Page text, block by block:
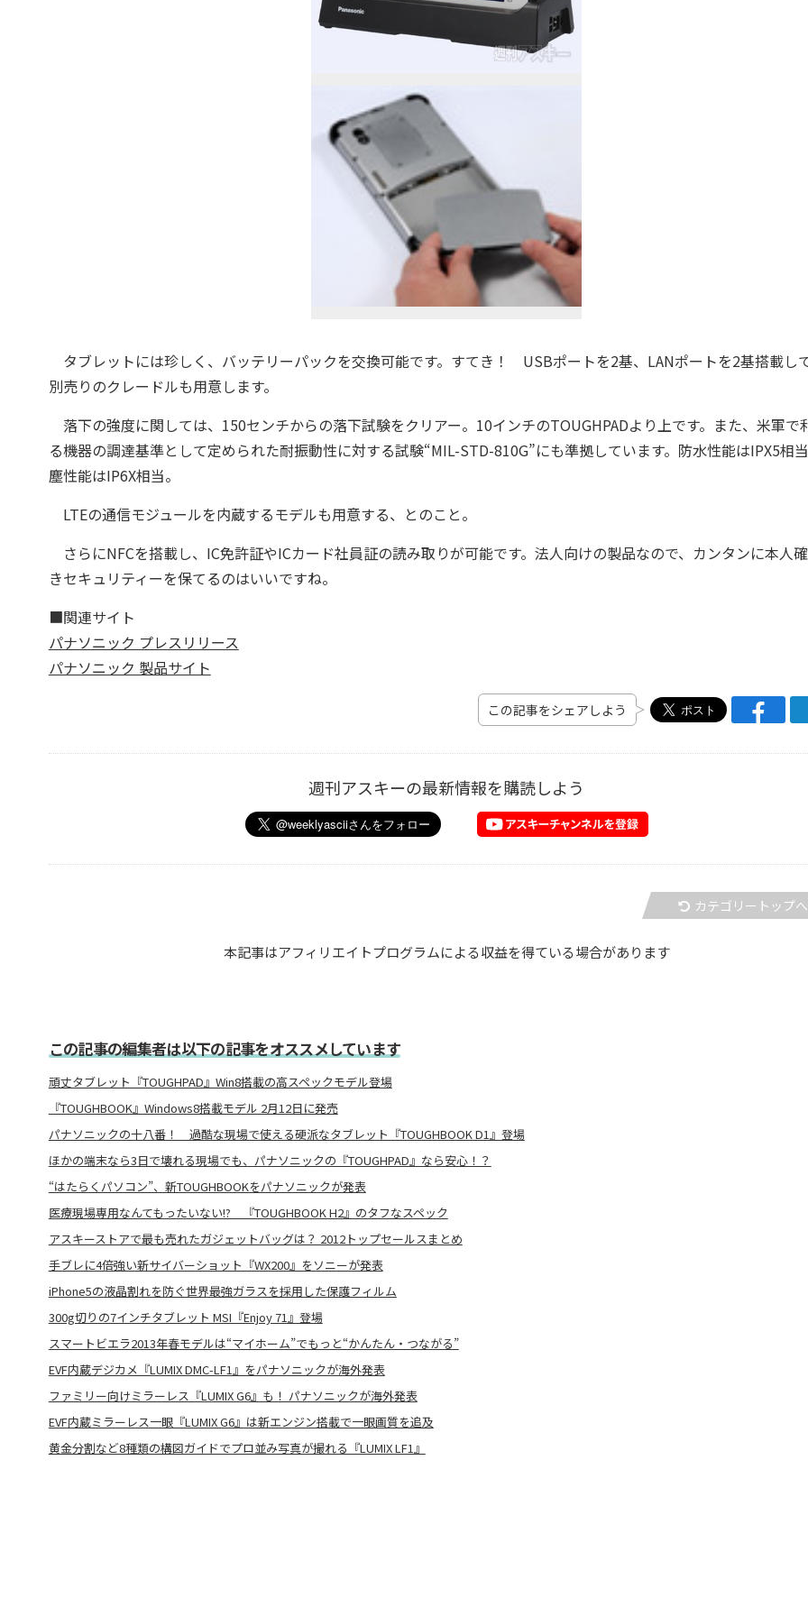
タブレットには珍しく、バッテリーパックを交換可能です。すてき！ USBポートを2基、LANポートを2基搭載し
別売りのクレードルも用意します。
落下の強度に関しては、150センチからの落下試験をクリアー。10インチのTOUGHPADより上です。また、米軍で
る機器の調達基準として定められた耐振動性に対する試験“MIL-STD-810G”にも準拠しています。防水性能はIPX5相
塵性能はIP6X相当。
LTEの通信モジュールを内蔵するモデルも用意する、とのこと。
さらにNFCを搭載し、IC免許証やICカード社員証の読み取りが可能です。法人向けの製品なので、カンタンに本人
きセキュリティーを保てるのはいいですね。
■関連サイト
パナソニック プレスリリース
パナソニック 製品サイト
この記事をシェアしよう
週刊アスキーの最新情報を購読しよう
カテゴリートップへ
本記事はアフィリエイトプログラムによる収益を得ている場合があります
この記事の編集者は以下の記事をオススメしています
頑丈タブレット『TOUGHPAD』Win8搭載の高スペックモデル登場
『TOUGHBOOK』Windows8搭載モデル 2月12日に発売
パナソニックの十八番！ 過酷な現場で使える硬派なタブレット『TOUGHBOOK D1』登場
ほかの端末なら3日で壊れる現場でも、パナソニックの『TOUGHPAD』なら安心！？
“はたらくパソコン”、新TOUGHBOOKをパナソニックが発表
医療現場専用なんてもったいない!? 『TOUGHBOOK H2』のタフなスペック
アスキーストアで最も売れたガジェットバッグは？ 2012トップセールスまとめ
手ブレに4倍強い新サイバーショット『WX200』をソニーが発表
iPhone5の液晶割れを防ぐ世界最強ガラスを採用した保護フィルム
300g切りの7インチタブレット MSI『Enjoy 71』登場
スマートビエラ2013年春モデルは“マイホーム”でもっと“かんたん・つながる”
EVF内蔵デジカメ『LUMIX DMC-LF1』をパナソニックが海外発表
ファミリー向けミラーレス『LUMIX G6』も！ パナソニックが海外発表
EVF内蔵ミラーレス一眼『LUMIX G6』は新エンジン搭載で一眼画質を追及
黄金分割など8種類の構図ガイドでプロ並み写真が撮れる『LUMIX LF1』